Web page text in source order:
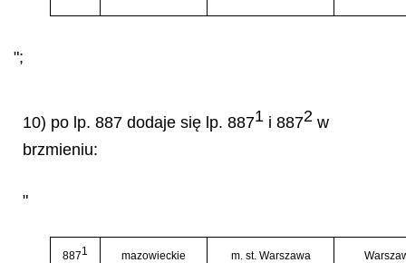
";
10) po lp. 887 dodaje się lp. 8871 i 8872 w
brzmieniu:
"
8871 mazowieckie m. st. Warszawa